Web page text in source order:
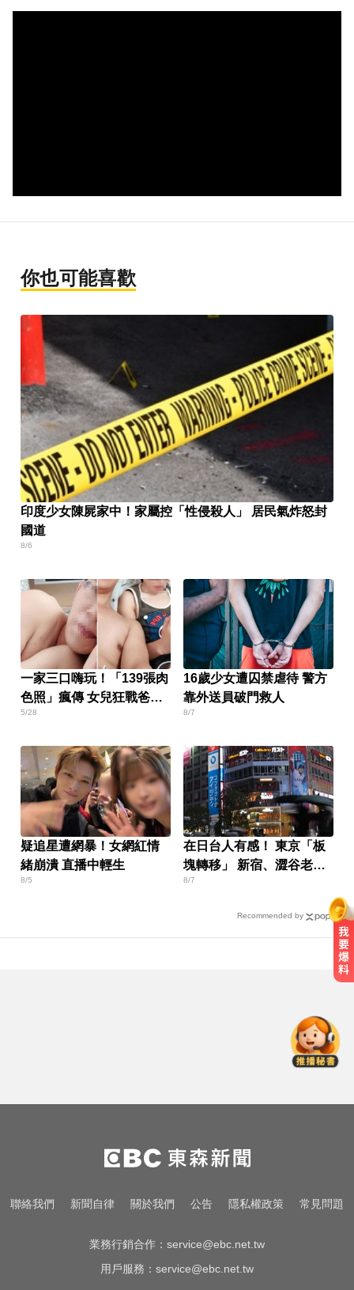
你也可能喜歡
印度少女陳屍家中！家屬控「性侵殺人」 居民氣炸怒封
國道
8/6
一家三口嗨玩！「139張肉
色照」瘋傳 女兒狂戰爸爸
懷孕
5/28
16歲少女遭囚禁虐待 警方
靠外送員破門救人
8/7
疑追星遭網暴！女網紅情
緒崩潰 直播中輕生
8/5
在日台人有感！ 東京「板
塊轉移」 新宿、澀谷老
化？
8/7
Recommended by
大黎加連2年來台
中職／中信兄弟折損2重砲！張志
豪、許基宏動刀本季報銷
快訊／白海豚逼近！新竹縣尖石、
聯絡我們 新聞自律 關於我們 公告 隱私權政策 常見問題
業務行銷合作： service@ebc.net.tw
用戶服務： service@ebc.net.tw